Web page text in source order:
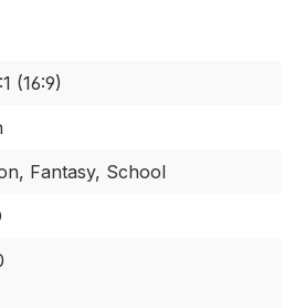
(16:9)
Fantasy, School